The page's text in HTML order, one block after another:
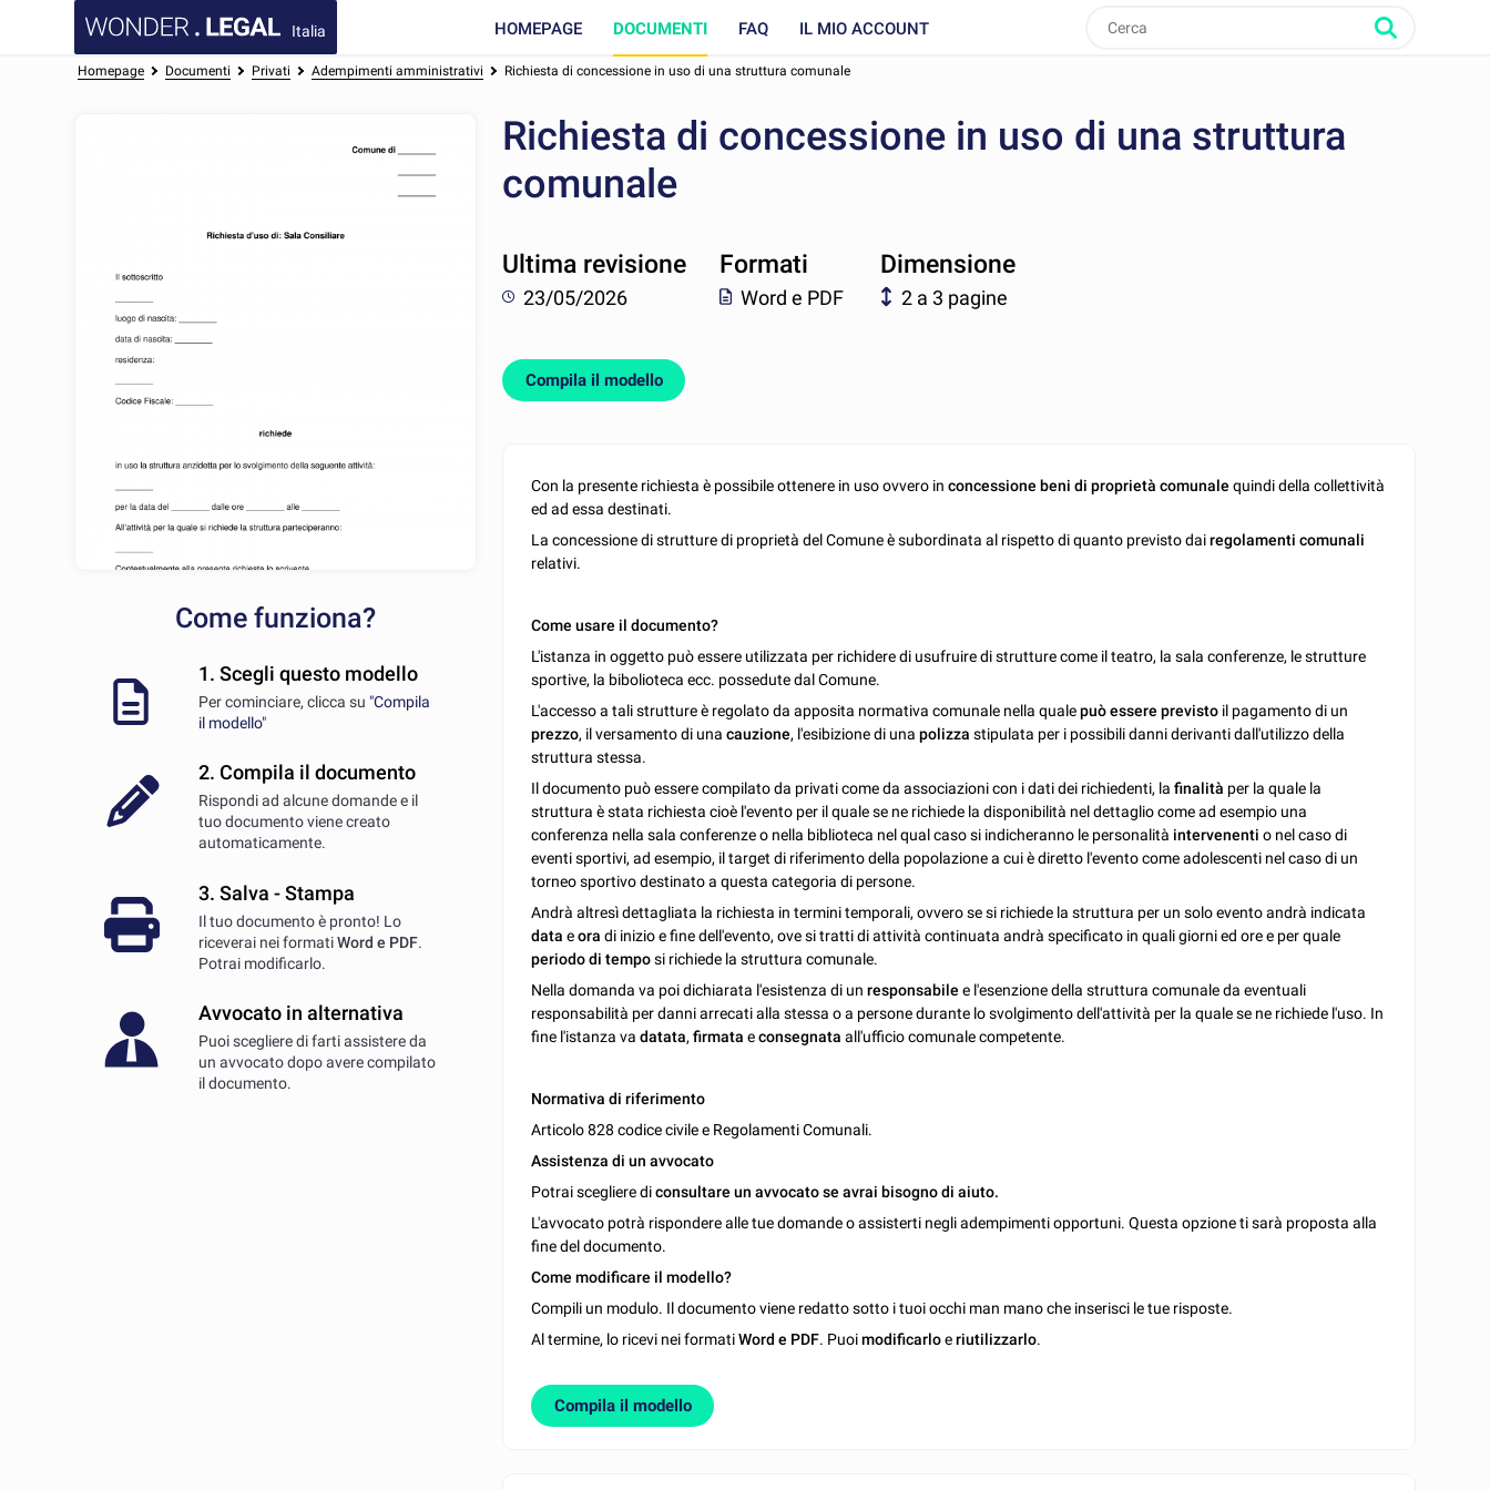
Italia HOMEPAGE DOCUMENTI FAQ IL MIO ACCOUNT
Homepage Documenti Privati Adempimenti amministrativi Richiesta di concessione in uso di una struttura comunale
Come funziona?
1. Scegli questo modello
Per cominciare, clicca su "Compila
il modello"
2. Compila il documento
Rispondi ad alcune domande e il
tuo documento viene creato
automaticamente.
3. Salva - Stampa
Il tuo documento è pronto! Lo
riceverai nei formatiWord e PDF.
Potrai modificarlo.
Avvocato in alternativa
Puoi scegliere di farti assistere da
un avvocato dopo avere compilato
il documento.
Richiesta di concessione in uso di una struttura
comunale
Ultima revisione
23/05/2026
Formati
Word e PDF
Dimensione
2 a 3 pagine
Compila il modello
Con la presente richiesta è possibile ottenere in uso ovvero inconcessione beni di proprietà comunale quindi della collettività
ed ad essa destinati.
La concessione di strutture di proprietà del Comune è subordinata al rispetto di quanto previsto dairegolamenti comunali
relativi.
Come usare il documento?
L'istanza in oggetto può essere utilizzata per richidere di usufruire di strutture come il teatro, la sala conferenze, le strutture
sportive, la bibolioteca ecc. possedute dal Comune.
L'accesso a tali strutture è regolato da apposita normativa comunale nella qualepuò essere previsto il pagamento di un
prezzo, il versamento di unacauzione, l'esibizione di unapolizza stipulata per i possibili danni derivanti dall'utilizzo della
struttura stessa.
Il documento può essere compilato da privati come da associazioni con i dati dei richiedenti, lafinalità per la quale la
struttura è stata richiesta cioè l'evento per il quale se ne richiede la disponibilità nel dettaglio come ad esempio una
conferenza nella sala conferenze o nella biblioteca nel qual caso si indicheranno le personalità intervenenti o nel caso di
eventi sportivi, ad esempio, il target di riferimento della popolazione a cui è diretto l'evento come adolescenti nel caso di un
torneo sportivo destinato a questa categoria di persone.
Andrà altresì dettagliata la richiesta in termini temporali, ovvero se si richiede la struttura per un solo evento andrà indicata
data eora di inizio e fine dell'evento, ove si tratti di attività continuata andrà specificato in quali giorni ed ore e per quale
periodo di temposi richiede la struttura comunale.
Nella domanda va poi dichiarata l'esistenza di unresponsabile e l'esenzione della struttura comunale da eventuali
responsabilità per danni arrecati alla stessa o a persone durante lo svolgimento dell'attività per la quale se ne richiede l'uso. In
fine l'istanza vadatata,firmata econsegnata all'ufficio comunale competente.
Normativa di riferimento
Articolo 828 codice civile e Regolamenti Comunali.
Assistenza di un avvocato
Potrai scegliere diconsultare un avvocato se avrai bisogno di aiuto.
L'avvocato potrà rispondere alle tue domande o assisterti negli adempimenti opportuni. Questa opzione ti sarà proposta alla
fine del documento.
Come modificare il modello?
Compili un modulo. Il documento viene redatto sotto i tuoi occhi man mano che inserisci le tue risposte.
Al termine, lo ricevi nei formatiWord e PDF. Puoimodificarloeriutilizzarlo.
Compila il modello